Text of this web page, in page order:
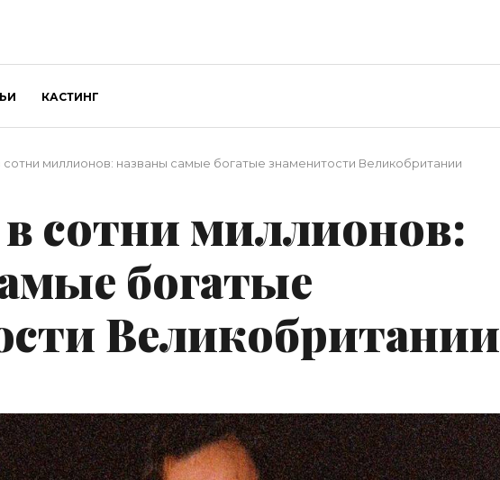
КАСТИНГ
сотни миллионов: названы самые богатые знаменитости Великобритании
сотни миллионов:
богатые
Великобритании